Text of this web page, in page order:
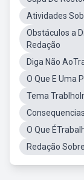
Atividades
Obstáculos a
Redação
Diga Não
O Que E Uma
Tema
O Que
Redação